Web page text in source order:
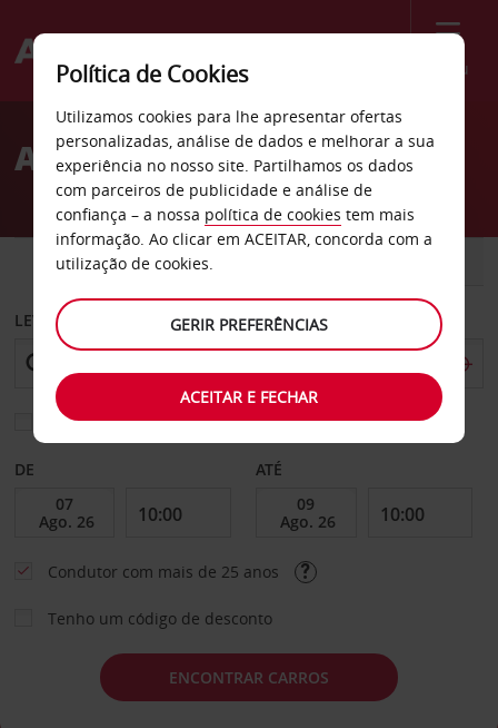
Menu
Welcome
AvisAluguer de carros Sillery
CARRO
LEVANTAR EM
Escolher uma estação de devolução diferente
DE ATÉ
Condutor com mais de 25 anos
Tenho um código de desconto
ENCONTRAR CARROS
Política de Cookies
Utilizamos cookies para lhe apresentar ofertas
personalizadas, análise de dados e melhorar a sua
experiência no nosso site. Partilhamos os dados
com parceiros de publicidade e análise de
confiança – a nossa política de cookies tem mais
informação. Ao clicar em ACEITAR, concorda com a
utilização de cookies.
GERIR PREFERÊNCIAS
ACEITAR E FECHAR